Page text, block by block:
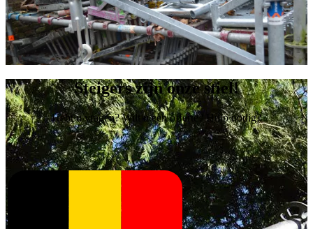
Steigers zijn onze stiel!
Hebt u vragen? Wilt u een offerte? Hulp nodig?